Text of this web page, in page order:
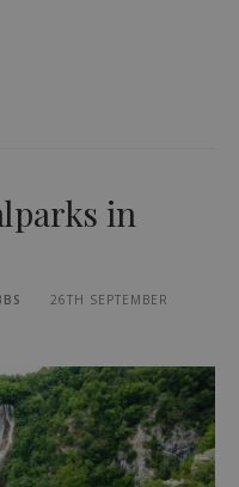
in
26TH SEPTEMBER